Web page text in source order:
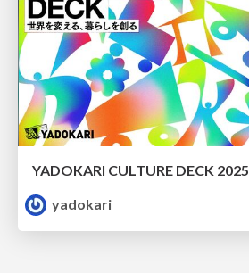
YADOKARI CULTURE DECK 2025
yadokari